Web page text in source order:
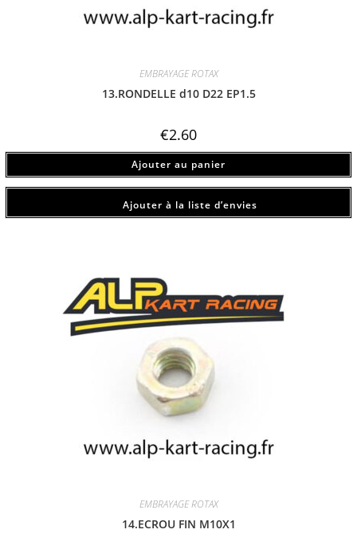
EMBRAYAGE ROTAX
13.RONDELLE d10 D22 EP1.5
€2.60
Ajouter au panier
Ajouter à la liste d’envies
EMBRAYAGE ROTAX
14.ECROU FIN M10X1